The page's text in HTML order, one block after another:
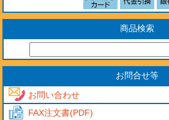
商品検索
お問合せ等
お問い合わせ
FAX注文書(PDF)